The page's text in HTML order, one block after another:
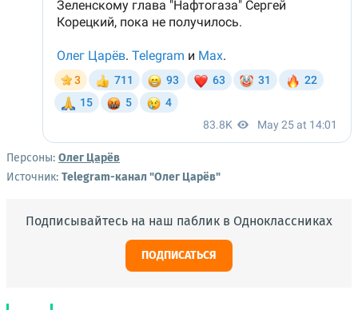
Персоны: Олег Царёв
Источник: Telegram-канал "Олег Царёв"
Подписывайтесь на наш паблик в Одноклассниках
ПОДПИСАТЬСЯ